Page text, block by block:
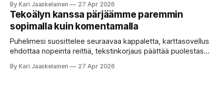
erilaisia komentoja, eikä mikään niistä oikein “puhu”
toistensa kanssa. Lopputulos on pienen palapelityön tulos.
Vuosia on ajateltu, että näin tämän kuuluukin mennä. Puhe
on sanoja ja lauseita – hyvin jäsenneltyä.
By Kari Jaaskelainen 27 Apr 2026
Tekoälyn kanssa pärjäämme paremmin
sopimalla kuin komentamalla
Puhelimesi suosittelee seuraavaa kappaletta, karttasovellus
ehdottaa nopeinta reittiä, tekstinkorjaus päättää puolestasi,
tottelee sinua sokeasti. Useammin huomaat itse
By Kari Jaaskelainen 27 Apr 2026